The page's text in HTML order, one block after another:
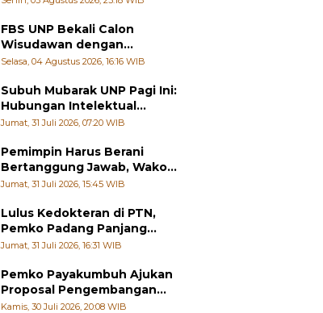
FBS UNP Bekali Calon
Wisudawan dengan
Wawasan Karier Global dan
Selasa, 04 Agustus 2026, 16:16 WIB
Subuh Mubarak UNP Pagi Ini:
Hubungan Intelektual
dengan Etos Kerja
Jumat, 31 Juli 2026, 07:20 WIB
Pemimpin Harus Berani
Bertanggung Jawab, Wako
Padang Panjang Buka
Pelajar
Jumat, 31 Juli 2026, 15:45 WIB
Lulus Kedokteran di PTN,
Pemko Padang Panjang
Siapkan Beasiswa Penuh
Jumat, 31 Juli 2026, 16:31 WIB
Pemko Payakumbuh Ajukan
Proposal Pengembangan
RSUD dr. Adnaan WD
Kamis, 30 Juli 2026, 20:08 WIB